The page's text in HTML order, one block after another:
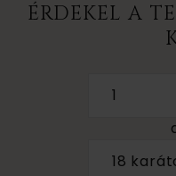
ÉRDEKEL A
1
18